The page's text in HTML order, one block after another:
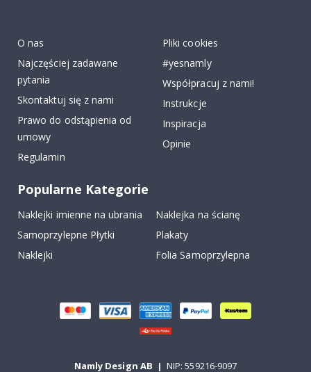
O nas
Najczęściej zadawane
pytania
Skontaktuj się z nami
Prawo do odstąpienia od
umowy
Regulamin
Pliki cookies
#yesnamly
Współpracuj z nami!
Instrukcje
Inspiracja
Opinie
Popularne Kategorie
Naklejki imienne na ubrania
Naklejka na ścianę
Samoprzylepne Płytki
Plakaty
Naklejki
Folia Samoprzylepna
Namly Design AB | NIP: 559216-9097